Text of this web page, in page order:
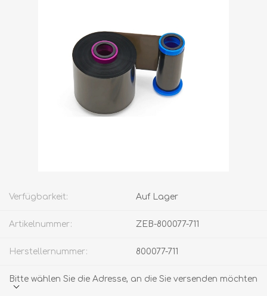
Verfügbarkeit: Auf Lager
Artikelnummer: ZEB-800077-711
Herstellernummer: 800077-711
Bitte wählen Sie die Adresse, an die Sie versenden möchten